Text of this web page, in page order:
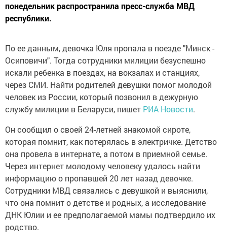
понедельник распространила пресс-служба МВД
республики.
По ее данным, девочка Юля пропала в поезде "Минск -
Осиповичи". Тогда сотрудники милиции безуспешно
искали ребенка в поездах, на вокзалах и станциях,
через СМИ. Найти родителей девушки помог молодой
человек из России, который позвонил в дежурную
службу милиции в Беларуси, пишет РИА Новости.
Он сообщил о своей 24-летней знакомой сироте,
которая помнит, как потерялась в электричке. Детство
она провела в интернате, а потом в приемной семье.
Через интернет молодому человеку удалось найти
информацию о пропавшей 20 лет назад девочке.
Сотрудники МВД связались с девушкой и выяснили,
что она помнит о детстве и родных, а исследование
ДНК Юлии и ее предполагаемой мамы подтвердило их
родство.